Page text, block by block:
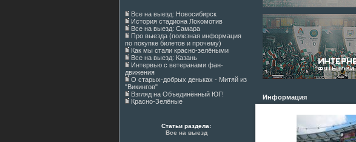
Все на выезд: Новосибирск
История стадиона Локомотив
Все на выезд: Самара
Про выезда (полезная информация
по покупке билетов и прочему)
Как мы стали красно-зелёными
Все на выезд: Казань
Интервью с ветеранами фан-
движения
О старых-добрых деньках - Митяй из
"Викингов"
Взгляд на Объединённый ЮГ!
Красно-Зелёные
Статьи раздела:
Все на выезд
Информация